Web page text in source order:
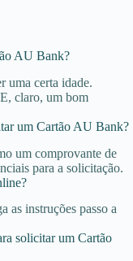
AU Bank?
uma certa idade.
claro, um bom
um Cartão AU Bank?
um comprovante de
para a solicitação.
as instruções passo a
solicitar um Cartão